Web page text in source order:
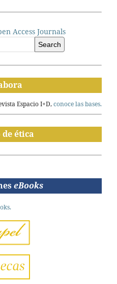
Search
Espacio I+D,conoce las bases.
de ética
eBooks